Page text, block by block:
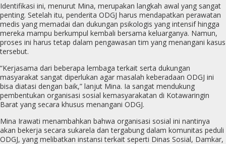
Identifikasi ini, menurut Mina, merupakan langkah awal yang sangat
penting. Setelah itu, penderita ODGJ harus mendapatkan perawatan
medis yang memadai dan dukungan psikologis yang intensif hingga
mereka mampu berkumpul kembali bersama keluarganya. Namun,
proses ini harus tetap dalam pengawasan tim yang menangani kasus
tersebut.
“Kerjasama dari beberapa lembaga terkait serta dukungan
masyarakat sangat diperlukan agar masalah keberadaan ODGJ ini
bisa diatasi dengan baik,” lanjut Mina. Ia sangat mendukung
pembentukan organisasi sosial kemasyarakatan di Kotawaringin
Barat yang secara khusus menangani ODGJ.
Mina Irawati menambahkan bahwa organisasi sosial ini nantinya
akan bekerja secara sukarela dan tergabung dalam komunitas peduli
ODGJ, yang melibatkan instansi terkait seperti Dinas Sosial, Damkar,